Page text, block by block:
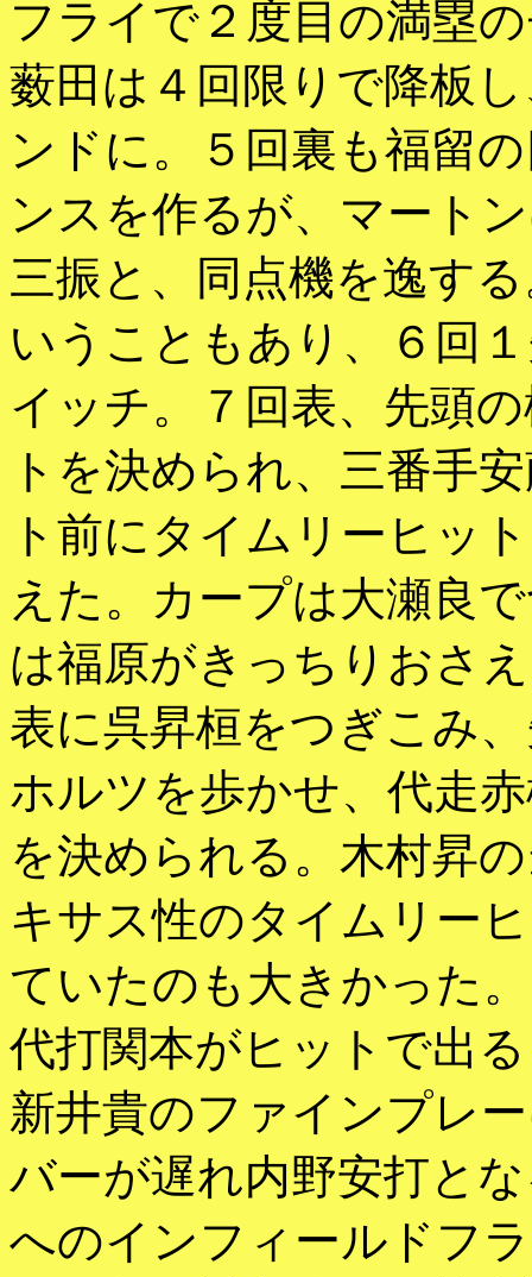
フライで２度目の満塁
薮田は４回限りで降板
ンドに。５回裏も福留
ンスを作るが、マート
三振と、同点機を逸す
いうこともあり、６回
イッチ。７回表、先頭
トを決められ、三番手
ト前にタイムリーヒッ
えた。カープは大瀬良
は福原がきっちりおさ
表に呉昇桓をつぎこみ
ホルツを歩かせ、代走
を決められる。木村昇
キサス性のタイムリー
ていたのも大きかった
代打関本がヒットで出
新井貴のファインプレ
バーが遅れ内野安打と
へのインフィールドフ